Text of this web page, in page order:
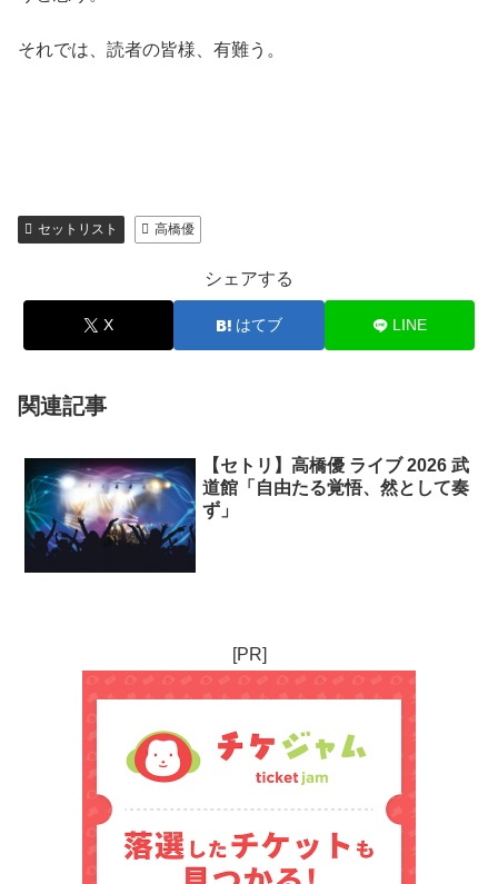
それでは、読者の皆様、有難う。
セットリスト 高橋優
シェアする
X はてブ LINE
関連記事
【セトリ】高橋優 ライブ 2026 武
道館「自由たる覚悟、然として奏
ず」
[PR]